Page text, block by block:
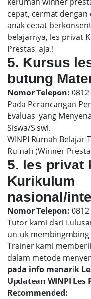
cepat, cermat dengan
anak cepat
belajarnya, les privat
Prestasi aja.!
5. Kursus
butung
Nomor Telepon:
Pada Perancangan
Evaluasi yang
Siswa/Siswi.
WINPI Rumah Belajar
Rumah (Winner
5. les privat
Kurikulum
nasional/
Nomor Telepon:
Tutor kami dari
untuk membingmbing
Trainer kami
dalam metode
pada info menarik
Updatean WINPI
Recommended: